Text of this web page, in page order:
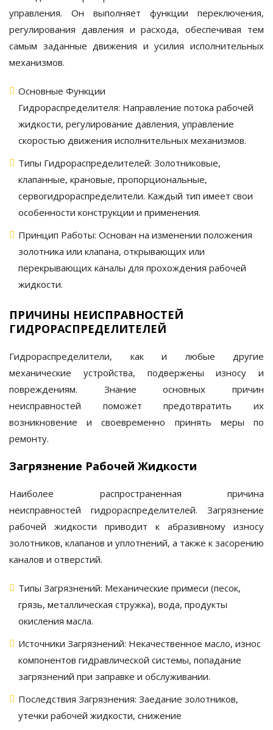
управления. Он выполняет функции переключения,
регулирования давления и расхода, обеспечивая тем
самым заданные движения и усилия исполнительных
механизмов.
Основные Функции
Гидрораспределителя: Направление потока рабочей
жидкости, регулирование давления, управление
скоростью движения исполнительных механизмов.
Типы Гидрораспределителей: Золотниковые,
клапанные, крановые, пропорциональные,
сервогидрораспределители. Каждый тип имеет свои
особенности конструкции и применения.
Принцип Работы: Основан на изменении положения
золотника или клапана, открывающих или
перекрывающих каналы для прохождения рабочей
жидкости.
ПРИЧИНЫ НЕИСПРАВНОСТЕЙ
ГИДРОРАСПРЕДЕЛИТЕЛЕЙ
Гидрораспределители, как и любые другие
механические устройства, подвержены износу и
повреждениям. Знание основных причин
неисправностей поможет предотвратить их
возникновение и своевременно принять меры по
ремонту.
Загрязнение Рабочей Жидкости
Наиболее распространенная причина
неисправностей гидрораспределителей. Загрязнение
рабочей жидкости приводит к абразивному износу
золотников, клапанов и уплотнений, а также к засорению
каналов и отверстий.
Типы Загрязнений: Механические примеси (песок,
грязь, металлическая стружка), вода, продукты
окисления масла.
Источники Загрязнений: Некачественное масло, износ
компонентов гидравлической системы, попадание
загрязнений при заправке и обслуживании.
Последствия Загрязнения: Заедание золотников,
утечки рабочей жидкости, снижение